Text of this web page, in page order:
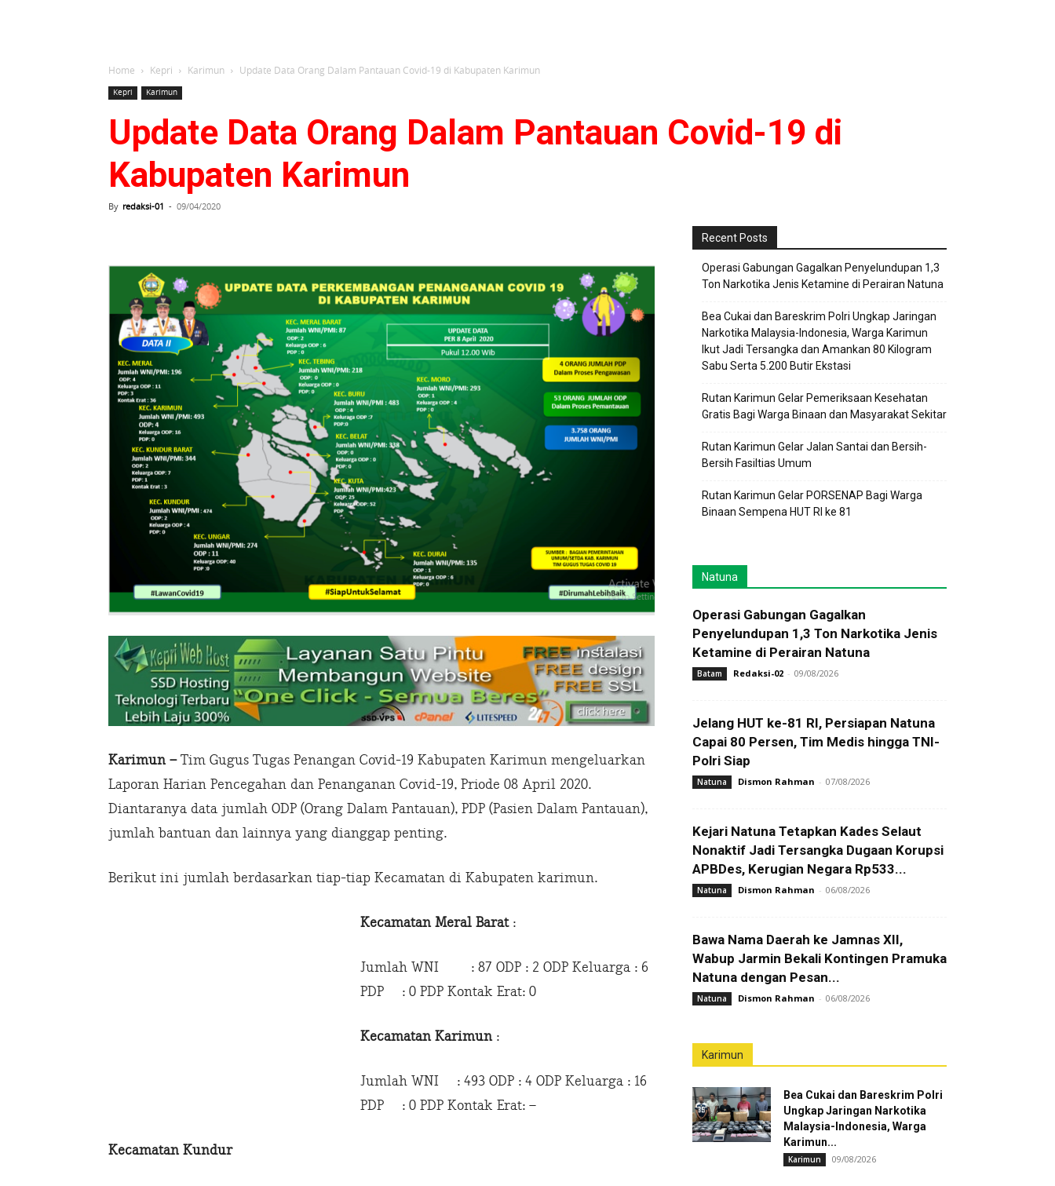
Home Kepri Karimun Update Data Orang Dalam Pantauan Covid-19 di Kabupaten Karimun
Kepri Karimun
Update Data Orang Dalam Pantauan Covid-19 di
Kabupaten Karimun
By redaksi-01 - 09/04/2020
Karimun –Tim Gugus Tugas Penangan Covid-19 Kabupaten Karimun mengeluarkan
Laporan Harian Pencegahan dan Penanganan Covid-19, Priode 08 April 2020.
Diantaranya data jumlah ODP (Orang Dalam Pantauan), PDP (Pasien Dalam Pantauan),
jumlah bantuan dan lainnya yang dianggap penting.
Berikut ini jumlah berdasarkan tiap-tiap Kecamatan di Kabupaten karimun.
Kecamatan Meral Barat:
Jumlah WNI : 87 ODP : 2 ODP Keluarga : 6
PDP : 0 PDP Kontak Erat: 0
Kecamatan Karimun:
Jumlah WNI : 493 ODP : 4 ODP Keluarga : 16
PDP : 0 PDP Kontak Erat: –
Kecamatan Kundur
Recent Posts
Operasi Gabungan Gagalkan Penyelundupan 1,3
Ton Narkotika Jenis Ketamine di Perairan Natuna
Bea Cukai dan Bareskrim Polri Ungkap Jaringan
Narkotika Malaysia-Indonesia, Warga Karimun
Ikut Jadi Tersangka dan Amankan 80 Kilogram
Sabu Serta 5.200 Butir Ekstasi
Rutan Karimun Gelar Pemeriksaan Kesehatan
Gratis Bagi Warga Binaan dan Masyarakat Sekitar
Rutan Karimun Gelar Jalan Santai dan Bersih-
Bersih Fasiltias Umum
Rutan Karimun Gelar PORSENAP Bagi Warga
Binaan Sempena HUT RI ke 81
Natuna
Operasi Gabungan Gagalkan
Penyelundupan 1,3 Ton Narkotika Jenis
Ketamine di Perairan Natuna
Batam Redaksi-02 - 09/08/2026
Jelang HUT ke-81 RI, Persiapan Natuna
Capai 80 Persen, Tim Medis hingga TNI-
Polri Siap
Natuna Dismon Rahman - 07/08/2026
Kejari Natuna Tetapkan Kades Selaut
Nonaktif Jadi Tersangka Dugaan Korupsi
APBDes, Kerugian Negara Rp533...
Natuna Dismon Rahman - 06/08/2026
Bawa Nama Daerah ke Jamnas XII,
Wabup Jarmin Bekali Kontingen Pramuka
Natuna dengan Pesan...
Natuna Dismon Rahman - 06/08/2026
Karimun
Bea Cukai dan Bareskrim Polri
Ungkap Jaringan Narkotika
Malaysia-Indonesia, Warga
Karimun...
Karimun 09/08/2026